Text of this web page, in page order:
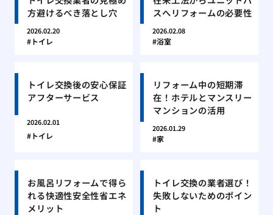
方避けるべき落とし穴
2026.02.20
トイレ
スへリフォームの必要性
2026.02.08
浴室
トイレ交換後の安心保証
アフターサービス
2026.02.01
トイレ
リフォーム中の短期滞
在！ホテルとマンスリー
マンションの活用
2026.01.29
家
お風呂リフォームで得ら
れる快適性安全性省エネ
メリット
トイレ交換の業者選び！
失敗しないためのポイン
ト